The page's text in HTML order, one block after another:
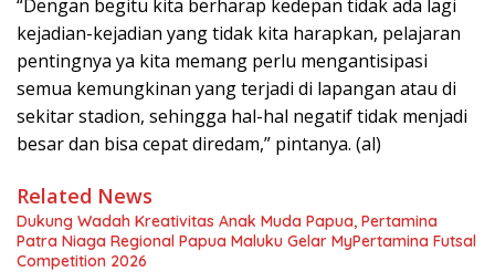
“Dengan begitu kita berharap kedepan tidak ada lagi
kejadian-kejadian yang tidak kita harapkan, pelajaran
pentingnya ya kita memang perlu mengantisipasi
semua kemungkinan yang terjadi di lapangan atau di
sekitar stadion, sehingga hal-hal negatif tidak menjadi
besar dan bisa cepat diredam,” pintanya. (al)
Related News
Dukung Wadah Kreativitas Anak Muda Papua, Pertamina
Patra Niaga Regional Papua Maluku Gelar MyPertamina Futsal
Competition 2026